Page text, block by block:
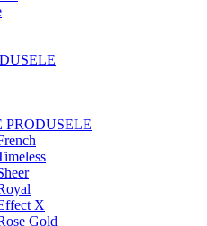
PRODUSELE
X
Gold